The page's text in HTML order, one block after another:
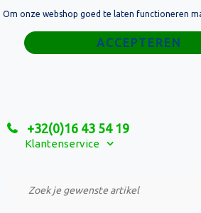
+32(0)16 43 54 19
Klantenservice
Home
Relatiegeschenken
Custom Made Projecten
Om onze webshop goed te laten functioneren